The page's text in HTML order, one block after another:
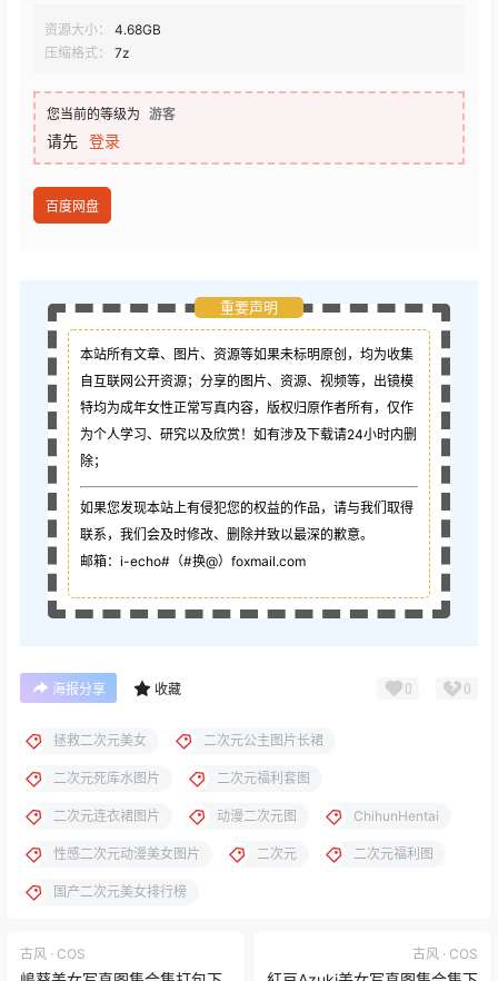
资源大小：
4.68GB
压缩格式：
7z
您当前的等级为 游客
请先 登录
百度网盘
重要声明
本站所有文章、图片、资源等如果未标明原创，均为收集
自互联网公开资源； 分享的图片、资源、视频等，出镜模
特均为成年女性正常写真内容，版权归原作者所有，仅作
为个人学习、研究以及欣赏！如有涉及下载请24小时内删
除；
如果您发现本站上有侵犯您的权益的作品，请与我们取得
联系，我们会及时修改、删除并致以最深的歉意。
邮箱：i-echo#（#换@）foxmail.com
海报分享 收藏 0 0
拯救二次元美女 二次元公主图片长裙
二次元死库水图片 二次元福利套图
二次元连衣裙图片 动漫二次元图 ChihunHentai
性感二次元动漫美女图片 二次元 二次元福利图
国产二次元美女排行榜
古风 · COS 古风 · COS